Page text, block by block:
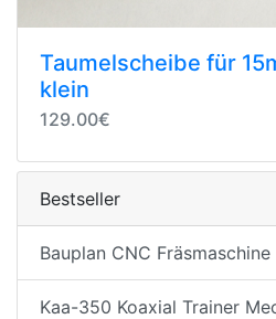
Taumelscheibe für
klein
129.00€
Bestseller
Bauplan CNC Fräsmaschine
Kaa-350 Koaxial Trainer